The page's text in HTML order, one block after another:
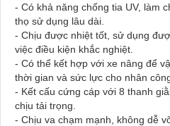
- Có khả năng chống tia UV, làm
thọ sử dụng lâu dài.
- Chịu được nhiệt tốt, sử dụng
việc điều kiện khắc nghiệt.
- Có thể kết hợp với xe nâng để
thời gian và sức lực cho nhân
- Kết cấu cứng cáp với 8 thanh
chịu tải trọng.
- Chịu va chạm mạnh, không dễ